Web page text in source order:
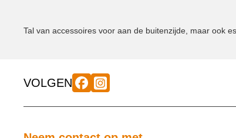
Tal van accessoires voor aan de buitenzijde, maar ook
VOLGEN